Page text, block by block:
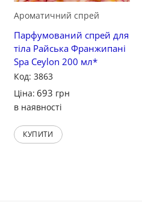
Ароматичний спрей
Парфумований спрей для
тіла Райська Франжипані
Spa Ceylon 200 мл*
Код: 3863
Ціна: 693 грн
в наявності
КУПИТИ